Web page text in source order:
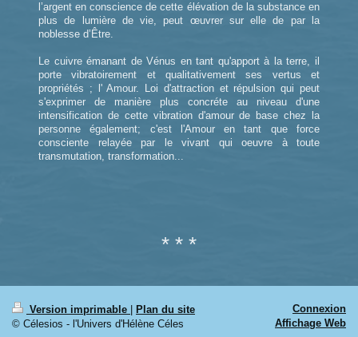
l’argent en conscience de cette élévation de la substance en
plus de lumière de vie, peut œuvrer sur elle de par la
noblesse d’Être.
Le cuivre émanant de Vénus en tant qu'apport à la terre, il
porte vibratoirement et qualitativement ses vertus et
propriétés ; l' Amour. Loi d'attraction et répulsion qui peut
s'exprimer de manière plus concréte au niveau d'une
intensification de cette vibration d'amour de base chez la
personne également; c'est l'Amour en tant que force
consciente relayée par le vivant qui oeuvre à toute
transmutation, transformation...
* * *
Version imprimable
Plan du site
© Célesios - l'Univers d'Hélène Céles
Connexion
Affichage Web